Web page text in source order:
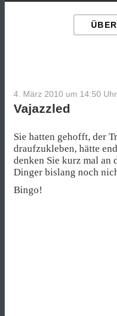
4. März 2010 um 14:50 Uhr
Vajazzled
Sie hatten gehofft, der
draufzukleben, hätte
denken Sie kurz mal an
Dinger bislang noch
Bingo!